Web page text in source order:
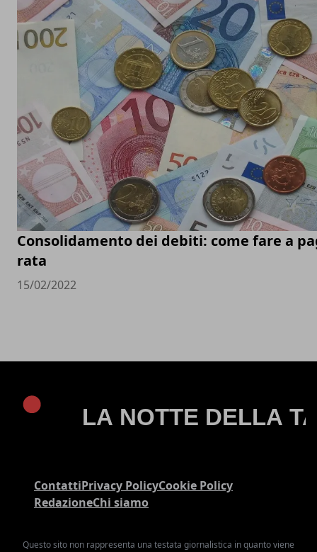
Consolidamento dei debiti: come fare a
rata
15/02/2022
ContattiPrivacy PolicyCookie Policy
RedazioneChi siamo
Questo sito non rappresenta una testata giornalistica in quanto viene